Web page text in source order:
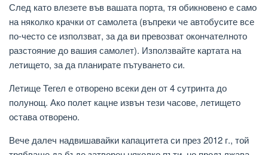
След като влезете във вашата порта, тя обикновено е само
на няколко крачки от самолета (въпреки че автобусите все
по-често се използват, за да ви превозват окончателното
разстояние до вашия самолет). Използвайте картата на
летището, за да планирате пътуването си.
Летище Тегел е отворено всеки ден от 4 сутринта до
полунощ. Ако полет кацне извън тези часове, летището
остава отворено.
Вече далеч надвишавайки капацитета си през 2012 г., той